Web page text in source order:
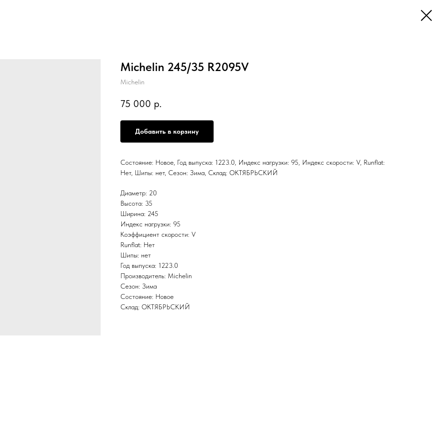
Michelin 245/35 R2095V
Michelin
75 000 р.
Добавить в корзину
Состояние: Новое, Год выпуска: 1223.0, Индекс нагрузки: 95, Индекс скорости: V, Runflat:
Нет, Шипы: нет, Сезон: Зима, Склад: ОКТЯБРЬСКИЙ
Диаметр: 20
Высота: 35
Ширина: 245
Индекс нагрузки: 95
Коэффициент скорости: V
Runflat: Нет
Шипы: нет
Год выпуска: 1223.0
Производитель: Michelin
Сезон: Зима
Состояние: Новое
Склад: ОКТЯБРЬСКИЙ